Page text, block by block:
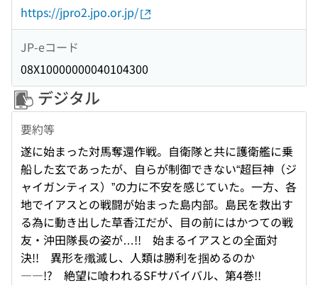
https://jpro2.jpo.or.jp/
JP-eコード
08X10000000040104300
デジタル
要約等
遂に始まった対馬奪還作戦。自衛隊と共に護衛艦に乗
船した玄であったが、自らが制御できない“超巨神（ジ
ャイガンティス）”の力に不安を感じていた。一方、各
地でイアスとの戦闘が始まった島内部。島民を救出す
る為に動き出した草香江だが、目の前にはかつての戦
友・沖田隊長の姿が…!! 始まるイアスとの全面対
決!! 異形を殲滅し、人類は勝利を掴めるのか
――!? 絶望に喰われるSFサバイバル、第4巻!!